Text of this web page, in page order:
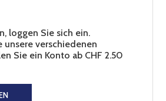
loggen Sie sich ein.
verschiedenen
Sie ein Konto ab CHF 2.50